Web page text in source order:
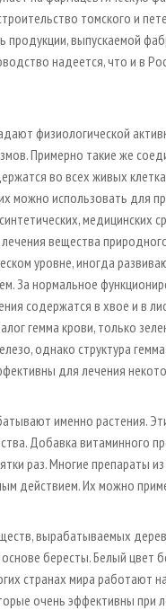
томского и
выпускаемой
надеется, что и в
физиологической
Примерно такие же
во всех живых
можно использовать для
вещества
уровне, иногда
За нормальное
содержатся в хвое и в
гемма крови, только
однако структура
для лечения
именно растения.
Добавка витаминного
раз. Многие препараты
действием. Их можно
вырабатываемых
бересты. Белый цвет
странах мира работают
очень эффективны при